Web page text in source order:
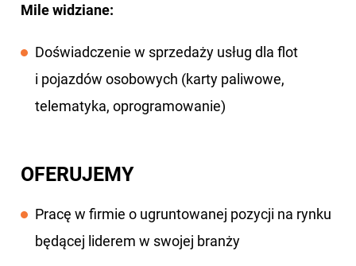
Mile widziane:
Doświadczenie w sprzedaży usług dla flot
i pojazdów osobowych (karty paliwowe,
telematyka, oprogramowanie)
OFERUJEMY
Pracę w firmie o ugruntowanej pozycji na rynku
będącej liderem w swojej branży